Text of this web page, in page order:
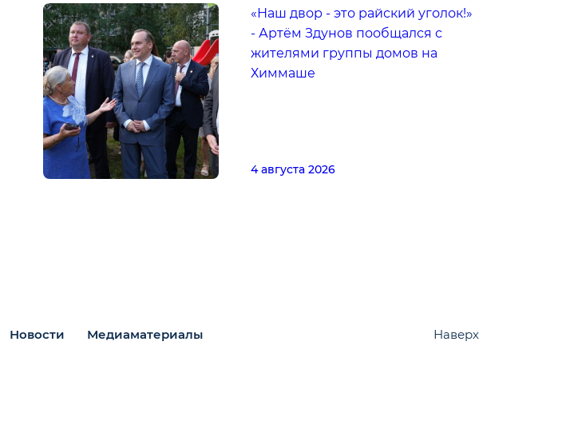
«Наш двор - это райский уголок!»
- Артём Здунов пообщался с
жителями группы домов на
Химмаше
4 августа 2026
Новости Медиаматериалы Наверх